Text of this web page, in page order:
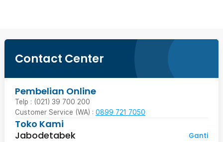
Contact Center
Pembelian Online
Telp : (021) 39 700 200
Customer Service (WA) : 0899 721 7050
Toko Kami
Jabodetabek
Ganti